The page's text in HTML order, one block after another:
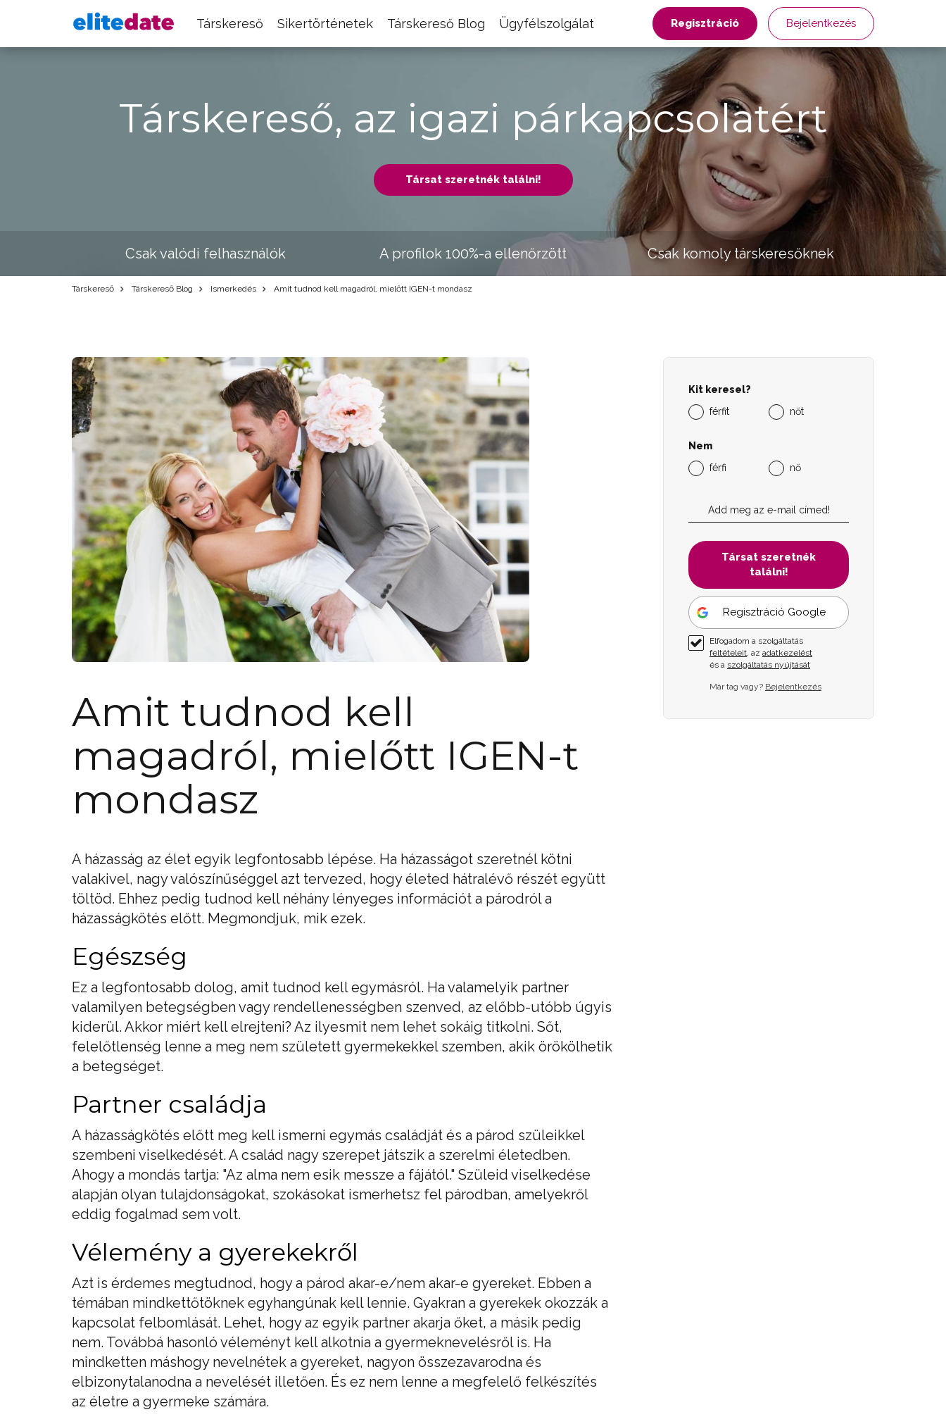
Társkereső Sikertörténetek Társkereső Blog Ügyfélszolgálat Regisztráció Bejelentkezés
Társkereső, az igazi párkapcsolatért
Társat szeretnék találni!
Csak valódi felhasználók A profilok 100%-a ellenőrzött Csak komoly társkeresőknek
Társkereső Társkereső Blog Ismerkedés Amit tudnod kell magadról, mielőtt IGEN-t mondasz
Amit tudnod kell
magadról, mielőtt IGEN-t
mondasz
A házasság az élet egyik legfontosabb lépése. Ha házasságot szeretnél kötni
valakivel, nagy valószínűséggel azt tervezed, hogy életed hátralévő részét együtt
töltöd. Ehhez pedig tudnod kell néhány lényeges információt a párodról a
házasságkötés előtt. Megmondjuk, mik ezek.
Egészség
Ez a legfontosabb dolog, amit tudnod kell egymásról. Ha valamelyik partner
valamilyen betegségben vagy rendellenességben szenved, az előbb-utóbb úgyis
kiderül. Akkor miért kell elrejteni? Az ilyesmit nem lehet sokáig titkolni. Sőt,
felelőtlenség lenne a meg nem született gyermekekkel szemben, akik örökölhetik
a betegséget.
Partner családja
A házasságkötés előtt meg kell ismerni egymás családját és a párod szüleikkel
szembeni viselkedését. A család nagy szerepet játszik a szerelmi életedben.
Ahogy a mondás tartja: "Az alma nem esik messze a fájától." Szüleid viselkedése
alapján olyan tulajdonságokat, szokásokat ismerhetsz fel párodban, amelyekről
eddig fogalmad sem volt.
Vélemény a gyerekekről
Azt is érdemes megtudnod, hogy a párod akar-e/nem akar-e gyereket. Ebben a
témában mindkettőtöknek egyhangúnak kell lennie. Gyakran a gyerekek okozzák a
kapcsolat felbomlását. Lehet, hogy az egyik partner akarja őket, a másik pedig
nem. Továbbá hasonló véleményt kell alkotnia a gyermeknevelésről is. Ha
mindketten máshogy nevelnétek a gyereket, nagyon összezavarodna és
elbizonytalanodna a nevelését illetően. És ez nem lenne a megfelelő felkészítés
az életre a gyermeke számára.
Kit keresel?
férfit
nőt
Nem
férfi
nő
Társat szeretnék
találni!
Regisztráció Google
Elfogadom a szolgáltatás
feltételeit, az adatkezelést
és a szolgáltatás nyújtását
Már tag vagy? Bejelentkezés